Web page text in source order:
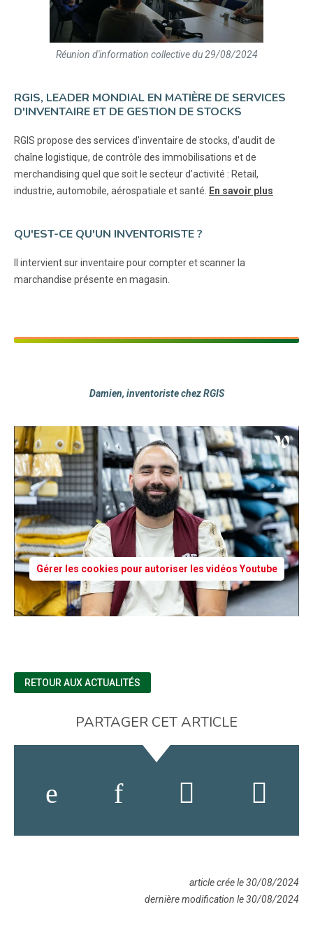
Réunion d'information collective du 29/08/2024
RGIS, LEADER MONDIAL EN MATIÈRE DE SERVICES
D'INVENTAIRE ET DE GESTION DE STOCKS
RGIS propose des services d'inventaire de stocks, d'audit de
chaîne logistique, de contrôle des immobilisations et de
merchandising quel que soit le secteur d’activité : Retail,
industrie, automobile, aérospatiale et santé. En savoir plus
QU'EST-CE QU'UN INVENTORISTE ?
Il intervient sur inventaire pour compter et scanner la
marchandise présente en magasin.
Damien, inventoriste chez RGIS
Gérer les cookies pour autoriser les vidéos Youtube
RETOUR AUX ACTUALITÉS
PARTAGER CET ARTICLE
article crée le 30/08/2024
dernière modification le 30/08/2024